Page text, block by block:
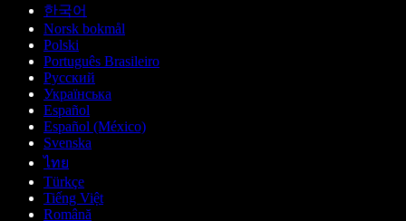
한국어
Norsk bokmål
Polski
Português Brasileiro
Русский
Українська
Español
Español (México)
Svenska
ไทย
Türkçe
Tiếng Việt
Română